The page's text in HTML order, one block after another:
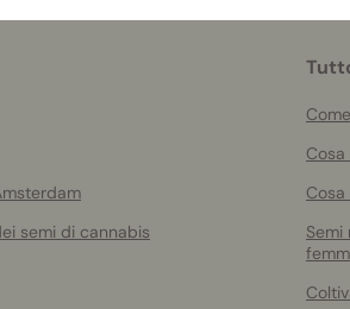
semi di cannabis
Semi